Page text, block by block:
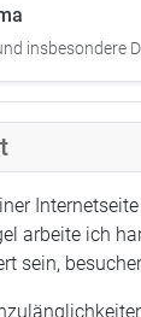
insbesondere
arbeite ich
sein,